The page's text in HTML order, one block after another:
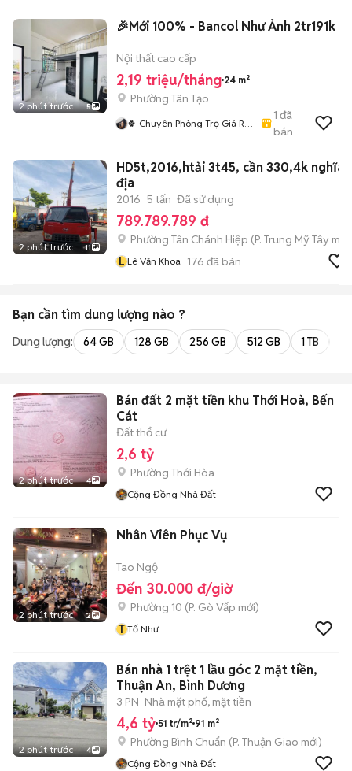
2 phút trước 5
🎉Mới 100% - Bancol Như Ảnh 2tr191k
Nội thất cao cấp
2,19 triệu/tháng 24 m²
Phường Tân Tạo
🍀 Chuyên Phòng Trọ Giá Rẻ
1 đã
bán
2 phút trước 11
HD5t,2016,htải 3t45, cần 330,4k nghĩa
địa
2016 5 tấn Đã sử dụng
789.789.789 đ
Phường Tân Chánh Hiệp (P. Trung Mỹ Tây mới)
L Lê Văn Khoa 176 đã bán
Bạn cần tìm dung lượng nào ?
Dung lượng: 64 GB 128 GB 256 GB 512 GB 1 TB
2 phút trước 4
Bán đất 2 mặt tiền khu Thới Hoà, Bến
Cát
Đất thổ cư
2,6 tỷ
Phường Thới Hòa
Cộng Đồng Nhà Đất
2 phút trước 2
Nhân Viên Phục Vụ
Tao Ngộ
Đến 30.000 đ/giờ
Phường 10 (P. Gò Vấp mới)
T Tố Như
2 phút trước 4
Bán nhà 1 trệt 1 lầu góc 2 mặt tiền,
Thuận An, Bình Dương
3 PN Nhà mặt phố, mặt tiền
4,6 tỷ 51 tr/m² 91 m²
Phường Bình Chuẩn (P. Thuận Giao mới)
Cộng Đồng Nhà Đất